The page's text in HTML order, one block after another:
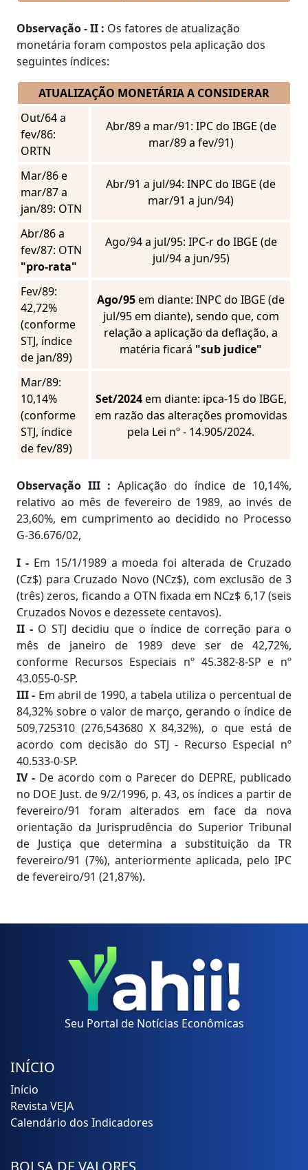
Observação - II : Os fatores de atualização
monetária foram compostos pela aplicação dos
seguintes índices:
ATUALIZAÇÃO MONETÁRIA A CONSIDERAR
Out/64 a
fev/86:
ORTN
Abr/89 a mar/91: IPC do IBGE (de
mar/89 a fev/91)
Mar/86 e
mar/87 a
jan/89: OTN
Abr/91 a jul/94: INPC do IBGE (de
mar/91 a jun/94)
Abr/86 a
fev/87: OTN
"pro-rata"
Ago/94 a jul/95: IPC-r do IBGE (de
jul/94 a jun/95)
Fev/89:
42,72%
(conforme
STJ, índice
de jan/89)
Ago/95em diante: INPC do IBGE (de
jul/95 em diante), sendo que, com
relação a aplicação da deflação, a
matéria ficará "sub judice"
Mar/89:
10,14%
(conforme
STJ, índice
de fev/89)
Set/2024em diante: ipca-15 do IBGE,
em razão das alterações promovidas
pela Lei nº - 14.905/2024.
Observação III : Aplicação do índice de 10,14%,
relativo ao mês de fevereiro de 1989, ao invés de
23,60%, em cumprimento ao decidido no Processo
G-36.676/02,
I - Em 15/1/1989 a moeda foi alterada de Cruzado
(Cz$) para Cruzado Novo (NCz$), com exclusão de 3
(três) zeros, ficando a OTN fixada em NCz$ 6,17 (seis
Cruzados Novos e dezessete centavos).
II - O STJ decidiu que o índice de correção para o
mês de janeiro de 1989 deve ser de 42,72%,
conforme Recursos Especiais nº 45.382-8-SP e nº
43.055-0-SP.
III - Em abril de 1990, a tabela utiliza o percentual de
84,32% sobre o valor de março, gerando o índice de
509,725310 (276,543680 X 84,32%), o que está de
acordo com decisão do STJ - Recurso Especial nº
40.533-0-SP.
IV - De acordo com o Parecer do DEPRE, publicado
no DOE Just. de 9/2/1996, p. 43, os índices a partir de
fevereiro/91 foram alterados em face da nova
orientação da Jurisprudência do Superior Tribunal
de Justiça que determina a substituição da TR
fevereiro/91 (7%), anteriormente aplicada, pelo IPC
de fevereiro/91 (21,87%).
Seu Portal de Notícias Econômicas
INÍCIO
Início
Revista VEJA
Calendário dos Indicadores
BOLSA DE VALORES